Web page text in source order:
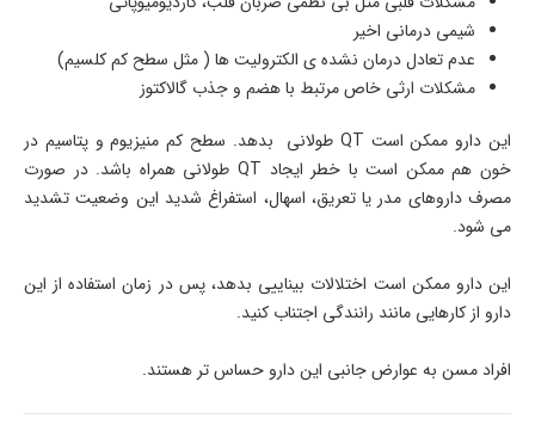
شیمی درمانی اخیر
عدم تعادل درمان نشده ی الکترولیت ها ( مثل سطح کم کلسیم)
مشکلات ارثی خاص مرتبط با هضم و جذب گالاکتوز
این دارو ممکن است QT طولانی بدهد. سطح کم منیزیوم و پتاسیم در
خون هم ممکن است با خطر ایجاد QT طولانی همراه باشد. در صورت
مصرف داروهای مدر یا تعریق، اسهال، استفراغ شدید این وضعیت تشدید
می شود.
این دارو ممکن است اختلالات بیناییی بدهد، پس در زمان استفاده از این
دارو از کارهایی مانند رانندگی اجتناب کنید.
افراد مسن به عوارض جانبی این دارو حساس تر هستند.